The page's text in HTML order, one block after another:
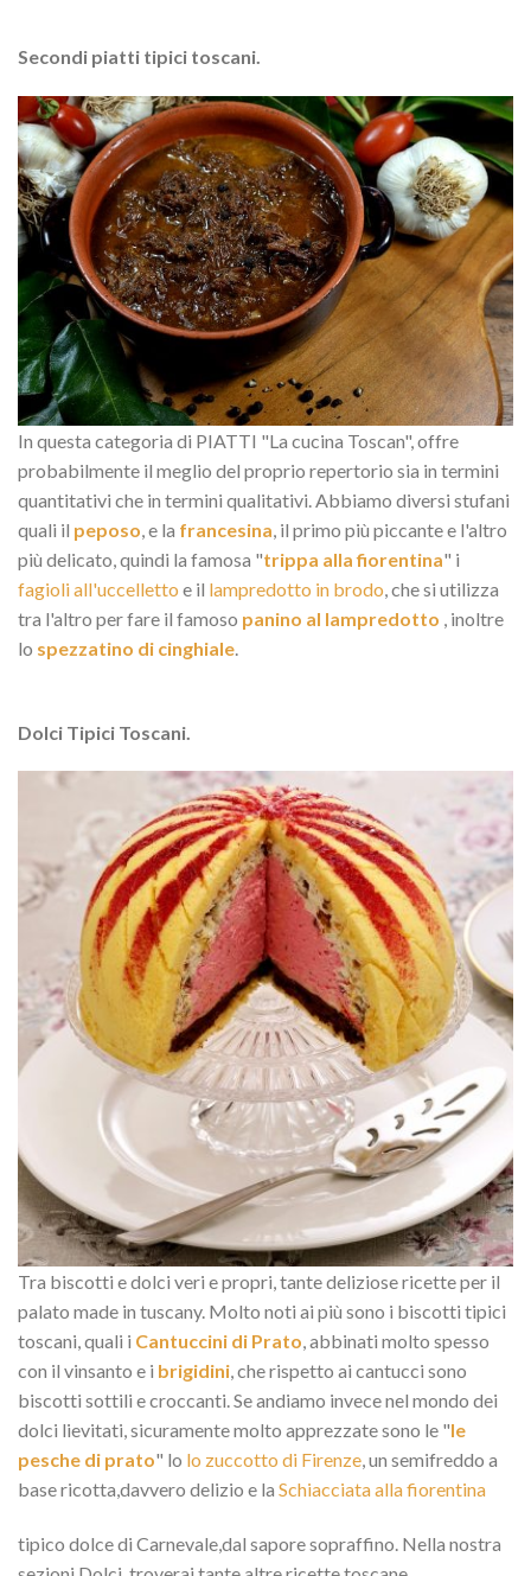
Secondi piatti tipici toscani.
In questa categoria di PIATTI "La cucina Toscan", offre
probabilmente il meglio del proprio repertorio sia in termini
quantitativi che in termini qualitativi. Abbiamo diversi stufani
quali il peposo, e la francesina, il primo più piccante e l'altro
più delicato, quindi la famosa "trippa alla fiorentina" i
fagioli all'uccelletto e il lampredotto in brodo, che si utilizza
tra l'altro per fare il famoso panino al lampredotto , inoltre
lo spezzatino di cinghiale.
Dolci Tipici Toscani.
Tra biscotti e dolci veri e propri, tante deliziose ricette per il
palato made in tuscany. Molto noti ai più sono i biscotti tipici
toscani, quali i Cantuccini di Prato, abbinati molto spesso
con il vinsanto e i brigidini, che rispetto ai cantucci sono
biscotti sottili e croccanti. Se andiamo invece nel mondo dei
dolci lievitati, sicuramente molto apprezzate sono le "le
pesche di prato" lo lo zuccotto di Firenze, un semifreddo a
base ricotta,davvero delizio e la Schiacciata alla fiorentina
tipico dolce di Carnevale,dal sapore sopraffino. Nella nostra